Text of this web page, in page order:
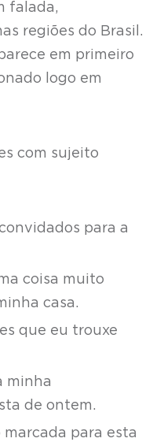
falada,
regiões do Brasil.
em primeiro
logo em
com sujeito
para a
coisa muito
casa.
que eu trouxe
minha
de ontem.
para esta